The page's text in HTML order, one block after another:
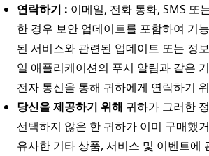
연락하기 : 이메일, 전화 통화, SMS 또
한 경우 보안 업데이트를 포함하여 기
된 서비스와 관련된 업데이트 또는 정
일 애플리케이션의 푸시 알림과 같은
전자 통신을 통해 귀하에게 연락하기
당신을 제공하기 위해 귀하가 그러한
선택하지 않은 한 귀하가 이미 구매했
유사한 기타 상품, 서비스 및 이벤트에